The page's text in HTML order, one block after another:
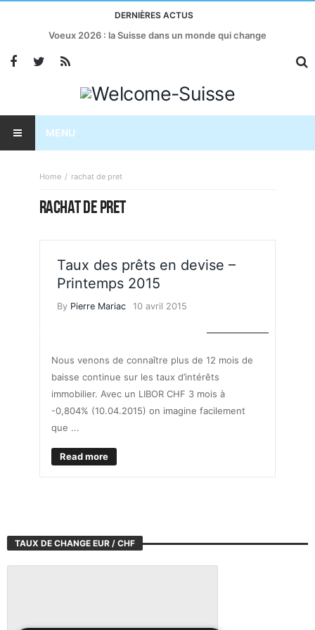
DERNIÈRES ACTUS
Voeux 2026 : la Suisse dans un monde qui change
MENU
Home rachat de pret
RACHAT DE PRET
Taux des prêts en devise –
Printemps 2015
By Pierre Mariac 10 avril 2015
Nous venons de connaître plus de 12 mois de
baisse continue sur les taux d’intérêts
immobilier. Avec un LIBOR CHF 3 mois à
-0,804% (10.04.2015) on imagine facilement
que ...
Read more
TAUX DE CHANGE EUR / CHF